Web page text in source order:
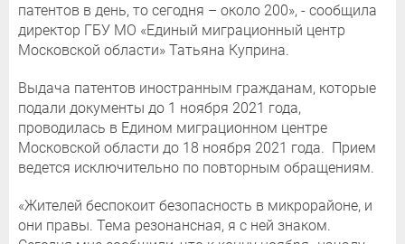
патентов в день, то сегодня – около 200», - сообщила
директор ГБУ МО «Единый миграционный центр
Московской области» Татьяна Куприна.
Выдача патентов иностранным гражданам, которые
подали документы до 1 ноября 2021 года,
проводилась в Едином миграционном центре
Московской области до 18 ноября 2021 года. Прием
ведется исключительно по повторным обращениям.
«Жителей беспокоит безопасность в микрорайоне, и
они правы. Тема резонансная, я с ней знаком.